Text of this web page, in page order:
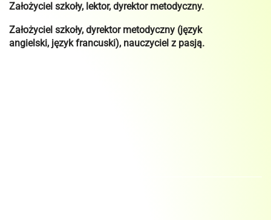
Założyciel szkoły, lektor, dyrektor metodyczny.
Założyciel szkoły, dyrektor metodyczny (język
angielski, język francuski), nauczyciel z pasją.